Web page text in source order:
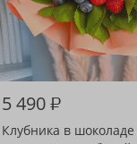
5 490₽
Клубника в